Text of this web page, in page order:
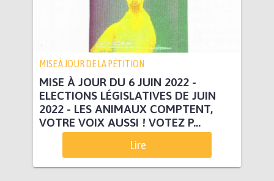
MISE À JOUR DE LA PÉTITION
MISE À JOUR DU 6 JUIN 2022 -
ELECTIONS LÉGISLATIVES DE JUIN
2022 - LES ANIMAUX COMPTENT,
VOTRE VOIX AUSSI ! VOTEZ P...
Lire